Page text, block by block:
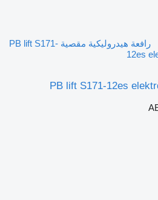
رافعة هيدروليكية مقصية PB lift S171-
12es
PB lift S171-12es